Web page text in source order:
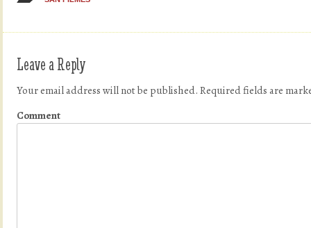
Leave a Reply
Your email address will not be published. Required fields are
Comment